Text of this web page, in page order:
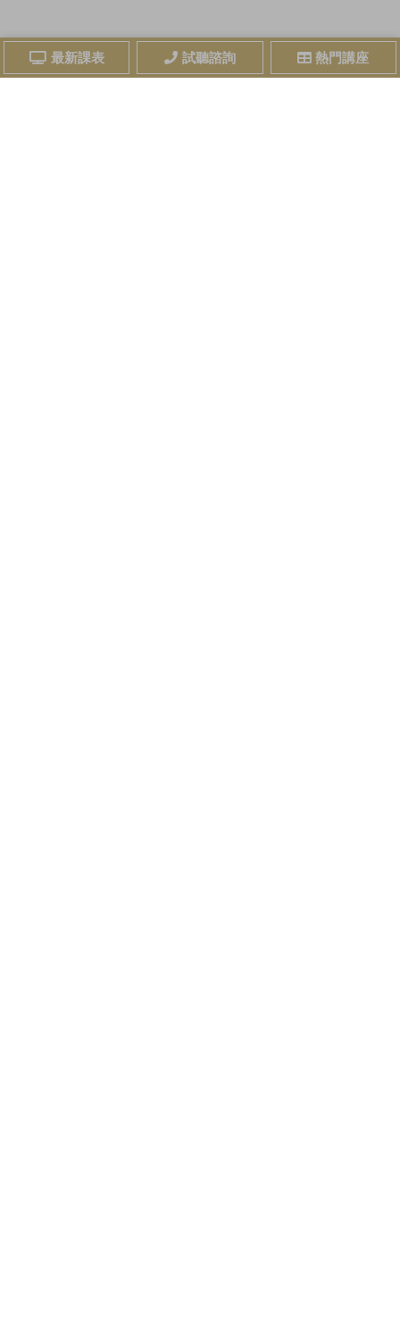
最新課表 試聽諮詢 熱門講座